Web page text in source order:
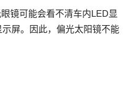
镜可能会看不清车内LED显
屏。因此，偏光太阳镜不能